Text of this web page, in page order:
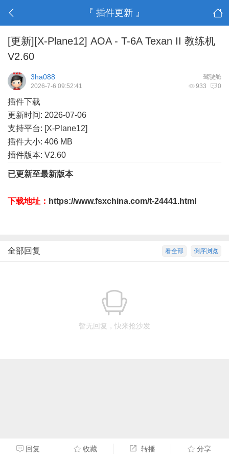
『 插件更新 』
[更新][X-Plane12] AOA - T-6A Texan II 教练机
V2.60
驾驶舱
3ha088
933 0
2026-7-6 09:52:41
插件下载
更新时间: 2026-07-06
支持平台: [X-Plane12]
插件大小: 406 MB
插件版本: V2.60
已更新至最新版本" J0 d' l- }+ K/ ]" F5 a
下载地址： https://www.fsxchina.com/t-24441.html
倒序浏览
看全部
全部回复
暂无回复，快来抢沙发
回复 收藏 转播 分享